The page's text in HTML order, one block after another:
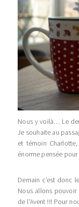
Nous y voilà… Le
Je souhaite au
et témoin
énorme pensée pour
Demain c’est donc
Nous allons
de l’Avent !!! Pour